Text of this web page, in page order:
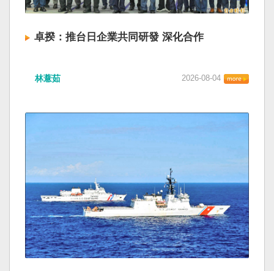
卓揆：推台日企業共同研發 深化合作
林薏茹 2026-08-04